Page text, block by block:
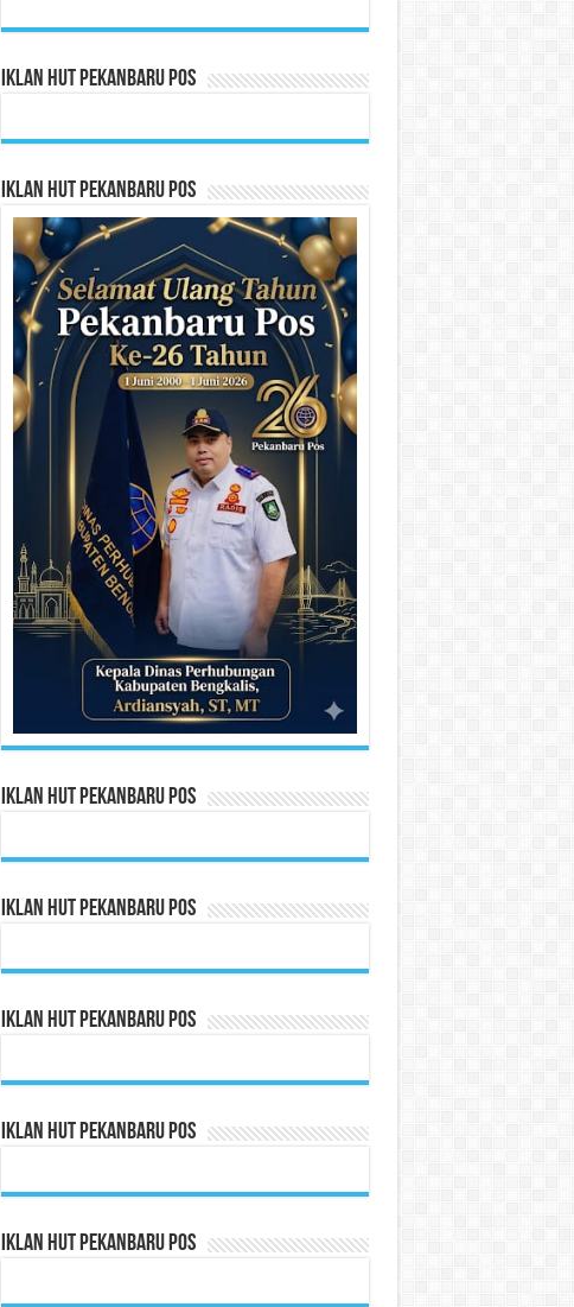
Iklan HUT Pekanbaru Pos
Iklan HUT Pekanbaru Pos
Iklan HUT Pekanbaru Pos
Iklan HUT Pekanbaru Pos
Iklan HUT Pekanbaru Pos
Iklan HUT Pekanbaru Pos
Iklan HUT Pekanbaru Pos